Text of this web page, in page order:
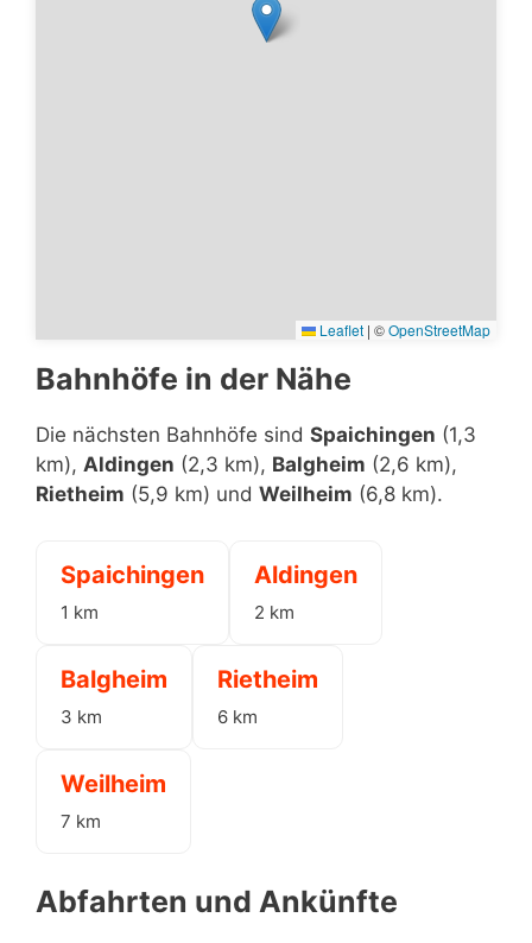
Leaflet | ©OpenStreetMap
Bahnhöfe in der Nähe
Die nächsten Bahnhöfe sind Spaichingen (1,3
km), Aldingen (2,3 km), Balgheim (2,6 km),
Rietheim (5,9 km) und Weilheim (6,8 km).
Spaichingen
1 km
Aldingen
2 km
Balgheim
3 km
Rietheim
6 km
Weilheim
7 km
Abfahrten und Ankünfte